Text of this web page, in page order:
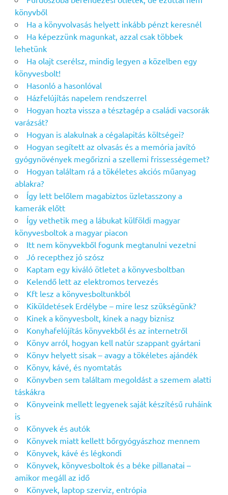
könyvből
Ha a könyvolvasás helyett inkább pénzt keresnél
Ha képezzünk magunkat, azzal csak többek
lehetünk
Ha olajt cserélsz, mindig legyen a közelben egy
könyvesbolt!
Hasonló a hasonlóval
Házfelújítás napelem rendszerrel
Hogyan hozta vissza a tésztagép a családi vacsorák
varázsát?
Hogyan is alakulnak a cégalapitás költségei?
Hogyan segített az olvasás és a memória javító
gyógynövények megőrizni a szellemi frissességemet?
Hogyan találtam rá a tökéletes akciós műanyag
ablakra?
Így lett belőlem magabiztos üzletasszony a
kamerák előtt
Így vethetik meg a lábukat külföldi magyar
könyvesboltok a magyar piacon
Itt nem könyvekből fogunk megtanulni vezetni
Jó recepthez jó szósz
Kaptam egy kiváló ötletet a könyvesboltban
Kelendő lett az elektromos tervezés
Kft lesz a könyvesboltunkból
Kiküldetések Erdélybe – mire lesz szükségünk?
Kinek a könyvesbolt, kinek a nagy biznisz
Konyhafelújítás könyvekből és az internetről
Könyv arról, hogyan kell natúr szappant gyártani
Könyv helyett sisak – avagy a tökéletes ajándék
Könyv, kávé, és nyomtatás
Könyvben sem találtam megoldást a szemem alatti
táskákra
Könyveink mellett legyenek saját készítésű ruháink
is
Könyvek és autók
Könyvek miatt kellett bőrgyógyászhoz mennem
Könyvek, kávé és légkondi
Könyvek, könyvesboltok és a béke pillanatai –
amikor megáll az idő
Könyvek, laptop szerviz, entrópia